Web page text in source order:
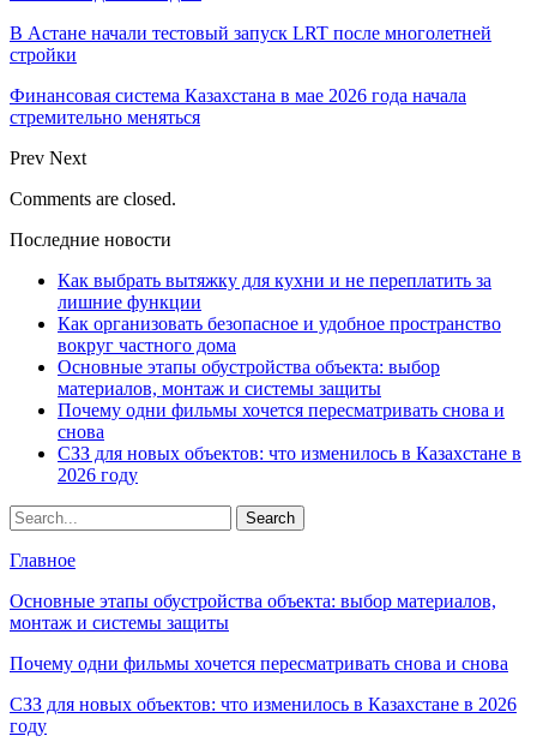
В Астане начали тестовый запуск LRT после многолетней
стройки
Финансовая система Казахстана в мае 2026 года начала
стремительно меняться
Prev Next
Comments are closed.
Последние новости
Как выбрать вытяжку для кухни и не переплатить за
лишние функции
Как организовать безопасное и удобное пространство
вокруг частного дома
Основные этапы обустройства объекта: выбор
материалов, монтаж и системы защиты
Почему одни фильмы хочется пересматривать снова и
снова
СЗЗ для новых объектов: что изменилось в Казахстане в
2026 году
Главное
Основные этапы обустройства объекта: выбор материалов,
монтаж и системы защиты
Почему одни фильмы хочется пересматривать снова и снова
СЗЗ для новых объектов: что изменилось в Казахстане в 2026
году